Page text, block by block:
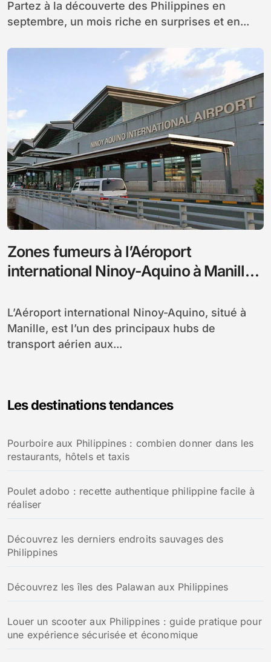
Partez à la découverte des Philippines en
septembre, un mois riche en surprises et en...
Zones fumeurs à l’Aéroport
international Ninoy-Aquino à Manille :
L’Aéroport international Ninoy-Aquino, situé à
Manille, est l’un des principaux hubs de
transport aérien aux...
Les destinations tendances
Pourboire aux Philippines : combien donner dans les
restaurants, hôtels et taxis
Poulet adobo : recette authentique philippine facile à
réaliser
Découvrez les derniers endroits sauvages des
Philippines
Découvrez les îles des Palawan aux Philippines
Louer un scooter aux Philippines : guide pratique pour
une expérience sécurisée et économique